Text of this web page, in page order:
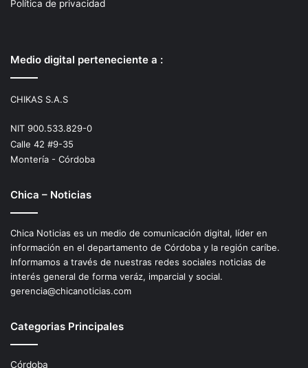
Política de privacidad
Medio digital perteneciente a :
CHIKAS S.A.S
NIT 900.533.829-0
Calle 42 #9-35
Montería - Córdoba
Chica – Noticias
Chica Noticias es un medio de comunicación digital, líder en
información en el departamento de Córdoba y la región caríbe.
Informamos a través de nuestras redes sociales noticias de
interés general de forma veráz, imparcial y social.
gerencia@chicanoticias.com
Categorias Principales
Córdoba